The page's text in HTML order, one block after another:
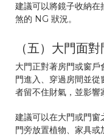
建議可以將鏡子收納
煞的 NG 狀況。
（五）大門面
大門正對著房門或窗
門進入、穿過房間並
者留不住財氣，並影響
建議可以在大門或門
門旁放置植物、家具